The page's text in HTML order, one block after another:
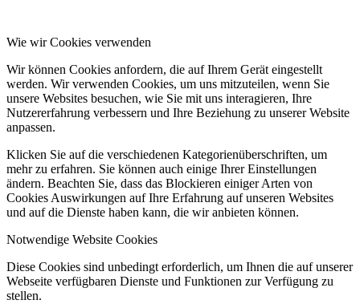
Wie wir Cookies verwenden
Wir können Cookies anfordern, die auf Ihrem Gerät eingestellt
werden. Wir verwenden Cookies, um uns mitzuteilen, wenn Sie
unsere Websites besuchen, wie Sie mit uns interagieren, Ihre
Nutzererfahrung verbessern und Ihre Beziehung zu unserer Website
anpassen.
Klicken Sie auf die verschiedenen Kategorienüberschriften, um
mehr zu erfahren. Sie können auch einige Ihrer Einstellungen
ändern. Beachten Sie, dass das Blockieren einiger Arten von
Cookies Auswirkungen auf Ihre Erfahrung auf unseren Websites
und auf die Dienste haben kann, die wir anbieten können.
Notwendige Website Cookies
Diese Cookies sind unbedingt erforderlich, um Ihnen die auf unserer
Webseite verfügbaren Dienste und Funktionen zur Verfügung zu
stellen.